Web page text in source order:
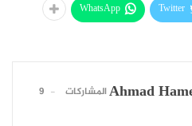
Twitter
WhatsApp
Ahmad
9